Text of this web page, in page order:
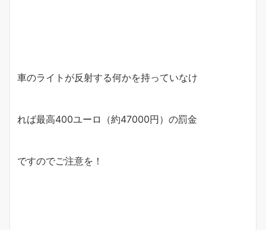
車のライトが反射する何かを持っていなけ
れば最高400ユーロ（約47000円）の罰金
ですのでご注意を！